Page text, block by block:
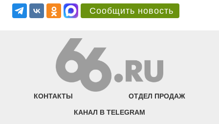
Сообщить новость
КОНТАКТЫ ОТДЕЛ ПРОДАЖ
КАНАЛ В TELEGRAM